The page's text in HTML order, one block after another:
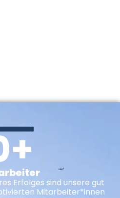
+
Erfolges sind unsere gut
Mitarbeiter*innen